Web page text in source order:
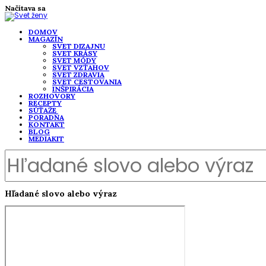
Načítava sa
DOMOV
MAGAZÍN
SVET DIZAJNU
SVET KRÁSY
SVET MÓDY
SVET VZŤAHOV
SVET ZDRAVIA
SVET CESTOVANIA
INŠPIRÁCIA
ROZHOVORY
RECEPTY
SÚŤAŽE
PORADŇA
KONTAKT
BLOG
MEDIAKIT
Hľadané slovo alebo výraz